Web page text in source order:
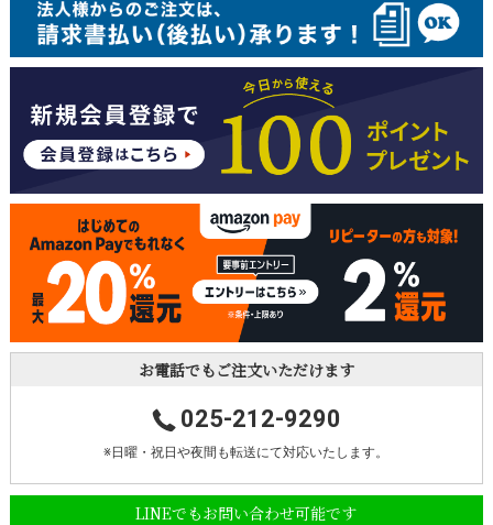
お電話でもご注文いただけます
025-212-9290
※日曜・祝日や夜間も転送にて対応いたします。
LINEでもお問い合わせ可能です